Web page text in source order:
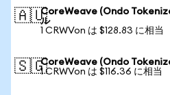
🇦🇺CoreWeave (Ondo
ル
1 CRWVon は $128.83 に相当
🇸🇬CoreWeave (Ondo
1 CRWVon は $116.36 に相当